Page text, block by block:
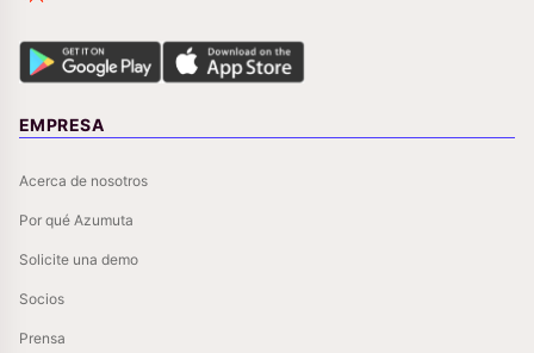
EMPRESA
Acerca de nosotros
Por qué Azumuta
Solicite una demo
Socios
Prensa